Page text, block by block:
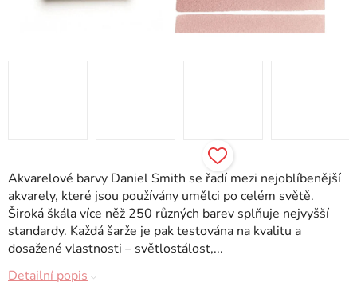
Akvarelové barvy Daniel Smith se řadí mezi nejoblíbenější
akvarely, které jsou používány umělci po celém světě.
Široká škála více něž 250 různých barev splňuje nejvyšší
standardy. Každá šarže je pak testována na kvalitu a
dosažené vlastnosti – světlostálost,...
Detailní popis